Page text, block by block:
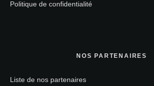
Politique de confidentialité
NOS PARTENAIRES
Liste de nos partenaires